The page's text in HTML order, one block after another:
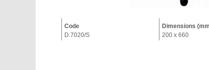
Code
D.7020/S
Dimensions
200 x 660